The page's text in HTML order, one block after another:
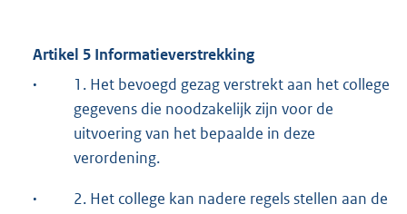
Artikel 5 Informatieverstrekking
·
1. Het bevoegd gezag verstrekt aan het college
gegevens die noodzakelijk zijn voor de
uitvoering van het bepaalde in deze
verordening.
·
2. Het college kan nadere regels stellen aan de